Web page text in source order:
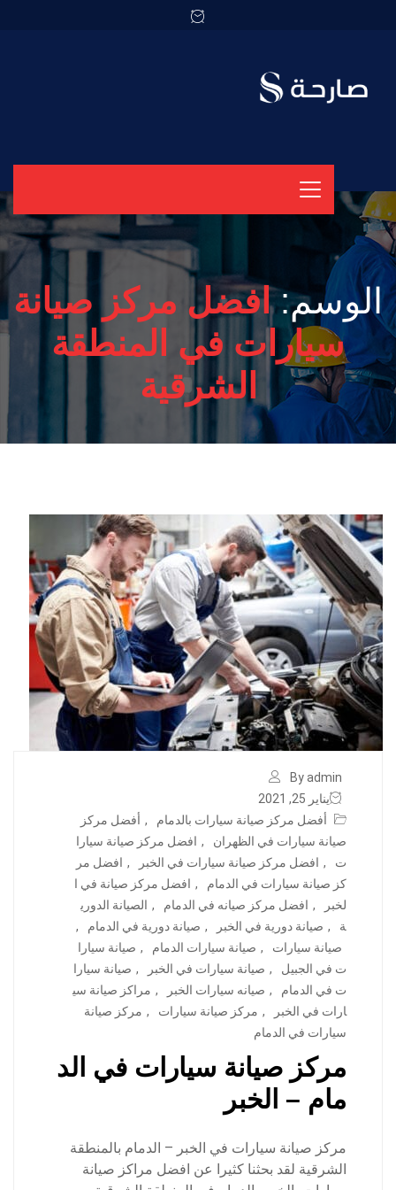
الوسم:افضل مركز صيانة
سيارات في المنطقة
الشرقية
By admin
يناير 25, 2021
أفضل مركز صيانة سيارات بالدمام
, أفضل مركز
صيانة سيارات في الظهران
, افضل مركز صيانة سيارا
ت
, افضل مركز صيانة سيارات في الخبر , افضل مر
كز صيانة سيارات في الدمام
, افضل مركز صيانة في ا
لخبر
, افضل مركز صيانه في الدمام , الصيانة الدوري
ة
, صيانة دورية في الخبر , صيانة دورية في الدمام
,
صيانة سيارات
, صيانة سيارات الدمام , صيانة سيارا
ت في الجبيل
, صيانة سيارات في الخبر , صيانة سيارا
ت في الدمام
, صيانه سيارات الخبر , مراكز صيانة سي
ارات في الخبر
, مركز صيانة سيارات , مركز صيانة
سيارات في الدمام
مركز صيانة سيارات في الد
مام – الخبر
مركز صيانة سيارات في الخبر – الدمام بالمنطقة
الشرقية لقد بحثنا كثيرا عن افضل مراكز صيانة